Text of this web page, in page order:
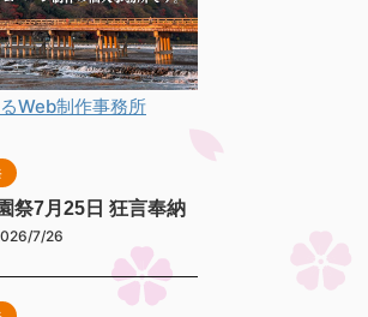
Web制作事務所
祭7月25日 狂言奉納
7/26